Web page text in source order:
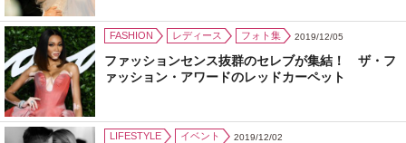
FASHION レディース フォト集 2019/12/05
ファッションセンス抜群のセレブが集結！ ザ・フ
ァッション・アワードのレッドカーペット
LIFESTYLE イベント 2019/12/02